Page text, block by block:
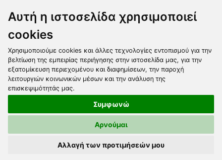
Αυτή η ιστοσελίδα χρησιμοποιεί
cookies
Χρησιμοποιούμε cookies και άλλες τεχνολογίες εντοπισμού για την
βελτίωση της εμπειρίας περιήγησης στην ιστοσελίδα μας, για την
εξατομίκευση περιεχομένου και διαφημίσεων, την παροχή
λειτουργιών κοινωνικών μέσων και την ανάλυση της
επισκεψιμότητάς μας.
Συμφωνώ
Αρνούμαι
Αλλαγή των προτιμήσεών μου